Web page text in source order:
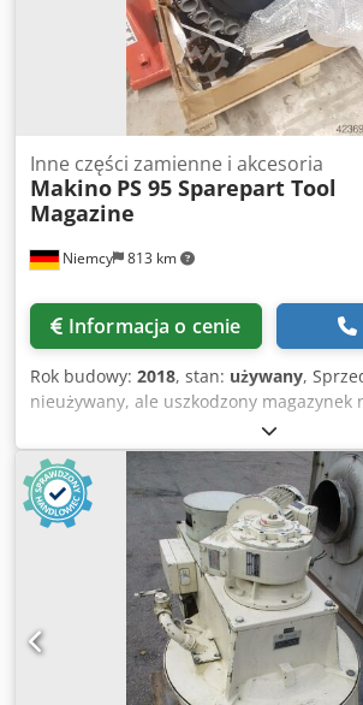
Niemcy 813 km
Inne części zamienne i akcesoria
Makino PS 95 Sparepart Tool
Magazine
Informacja o cenie
Rok budowy: 2018, stan: używany,
nieużywany, ale uszkodzony magazynek
zmieniaczem narzędzi do Makino PS 95.
uszkodzony przez hak dźwigu podczas
maszyny ze skrzyni transportowej.
Odlew jest odłamany u góry, a kilka
narzędzia jest uszkodzonych. Może być
użyty jako nośnik części zamiennych. *